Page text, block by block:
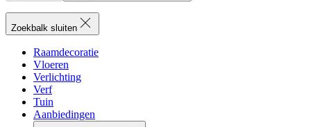
Zoekbalk sluiten
Raamdecoratie
Vloeren
Verlichting
Verf
Tuin
Aanbiedingen